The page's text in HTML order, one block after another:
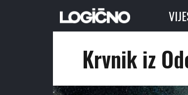
Krvnik iz